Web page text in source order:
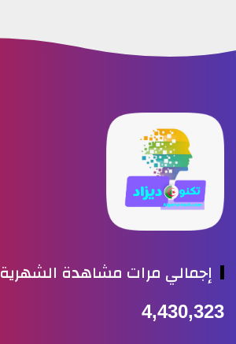
إجمالي مرات مشاهدة الشهرية
4,430,323